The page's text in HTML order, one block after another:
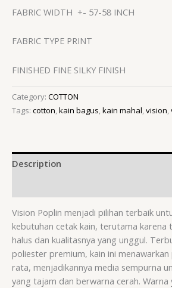
FABRIC WIDTH +- 57-58 INCH
FABRIC TYPE PRINT
FINISHED FINE SILKY FINISH
Category: COTTON
Tags: cotton,kain bagus,kain mahal,vision,
Description
Vision Poplin menjadi pilihan terbaik
kebutuhan cetak kain, terutama karena
halus dan kualitasnya yang unggul.
poliester premium, kain ini menawarkan
rata, menjadikannya media sempurna
yang tajam dan berwarna cerah. Warna